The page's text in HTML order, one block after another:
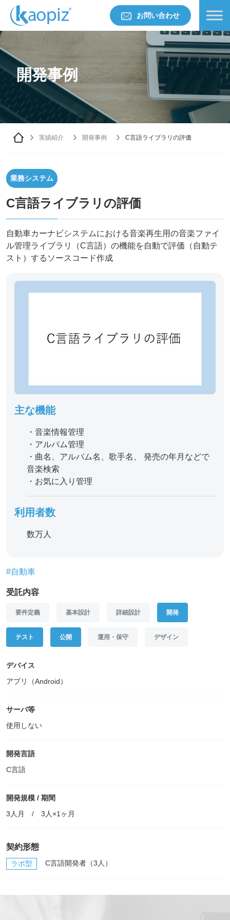
お問い合わせ
開発事例
実績紹介 開発事例 C言語ライブラリの評価
業務システム
C言語ライブラリの評価
自動車カーナビシステムにおける音楽再生用の音楽ファイ
ル管理ライブラリ（C言語）の機能を自動で評価（自動テ
スト）するソースコード作成
主な機能
・音楽情報管理
・アルバム管理
・曲名、アルバム名、歌手名、 発売の年月などで
音楽検索
・お気に入り管理
利用者数
数万人
#自動車
受託内容
要件定義 基本設計 詳細設計 開発
テスト 公開 運用・保守 デザイン
デバイス
アプリ（Android）
サーバ等
使用しない
開発言語
C言語
開発規模 / 期間
3人月 / 3人×1ヶ月
契約形態
ラボ型 C言語開発者（3人）